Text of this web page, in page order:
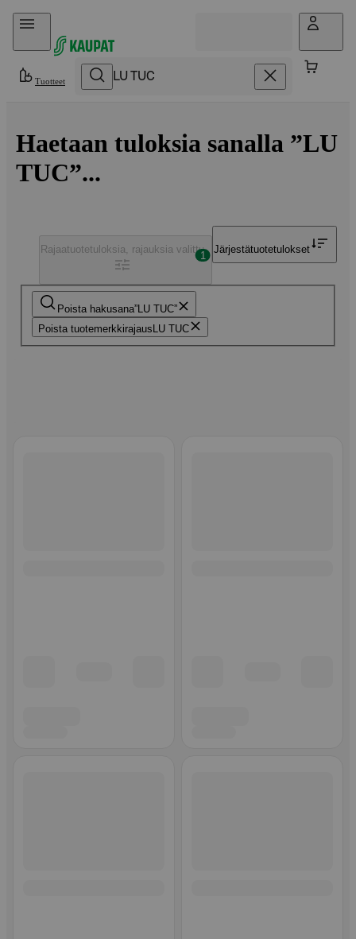
Hyppää sisältöön
Tuotteet
Haetaan tuloksia sanalla ”LU
TUC”...
Poista hakusana LU TUC
Poista tuotemerkkirajaus LU TUC
Rajaatuotetuloksia, rajauksia valittu
1
Järjestätuotetulokset